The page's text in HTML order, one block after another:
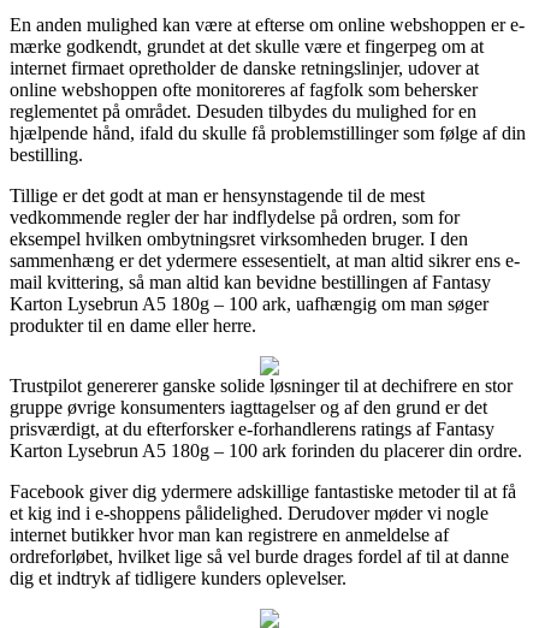
En anden mulighed kan være at efterse om online webshoppen er e-
mærke godkendt, grundet at det skulle være et fingerpeg om at
internet firmaet opretholder de danske retningslinjer, udover at
online webshoppen ofte monitoreres af fagfolk som behersker
reglementet på området. Desuden tilbydes du mulighed for en
hjælpende hånd, ifald du skulle få problemstillinger som følge af din
bestilling.
Tillige er det godt at man er hensynstagende til de mest
vedkommende regler der har indflydelse på ordren, som for
eksempel hvilken ombytningsret virksomheden bruger. I den
sammenhæng er det ydermere essesentielt, at man altid sikrer ens e-
mail kvittering, så man altid kan bevidne bestillingen af Fantasy
Karton Lysebrun A5 180g – 100 ark, uafhængig om man søger
produkter til en dame eller herre.
Trustpilot genererer ganske solide løsninger til at dechifrere en stor
gruppe øvrige konsumenters iagttagelser og af den grund er det
prisværdigt, at du efterforsker e-forhandlerens ratings af Fantasy
Karton Lysebrun A5 180g – 100 ark forinden du placerer din ordre.
Facebook giver dig ydermere adskillige fantastiske metoder til at få
et kig ind i e-shoppens pålidelighed. Derudover møder vi nogle
internet butikker hvor man kan registrere en anmeldelse af
ordreforløbet, hvilket lige så vel burde drages fordel af til at danne
dig et indtryk af tidligere kunders oplevelser.